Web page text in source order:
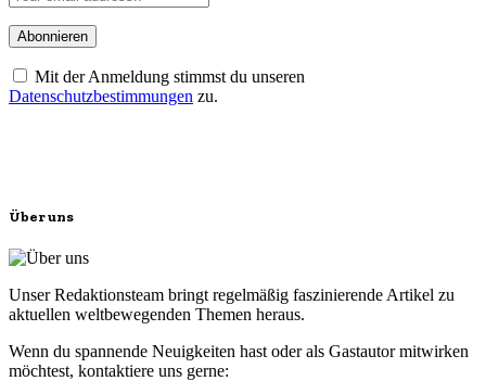
Mit der Anmeldung stimmst du unseren
Datenschutzbestimmungen zu.
Über uns
Unser Redaktionsteam bringt regelmäßig faszinierende Artikel zu
aktuellen weltbewegenden Themen heraus.
Wenn du spannende Neuigkeiten hast oder als Gastautor mitwirken
möchtest, kontaktiere uns gerne: